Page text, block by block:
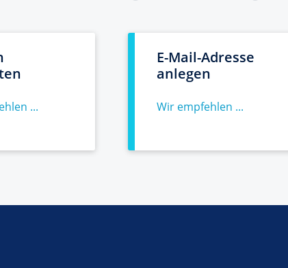
...
E-Mail-Adresse
anlegen
Wir empfehlen ...